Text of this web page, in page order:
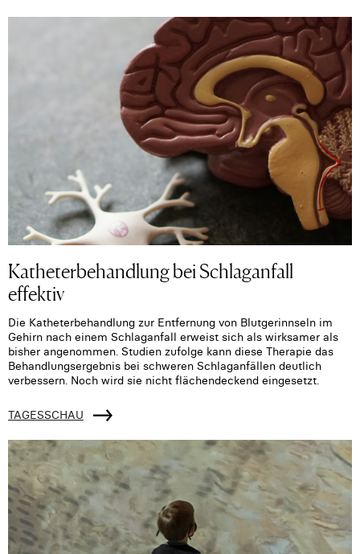
Katheterbehandlung bei Schlaganfall
effektiv
Die Katheterbehandlung zur Entfernung von Blutgerinnseln im
Gehirn nach einem Schlaganfall erweist sich als wirksamer als
bisher angenommen. Studien zufolge kann diese Therapie das
Behandlungsergebnis bei schweren Schlaganfällen deutlich
verbessern. Noch wird sie nicht flächendeckend eingesetzt.
TAGESSCHAU